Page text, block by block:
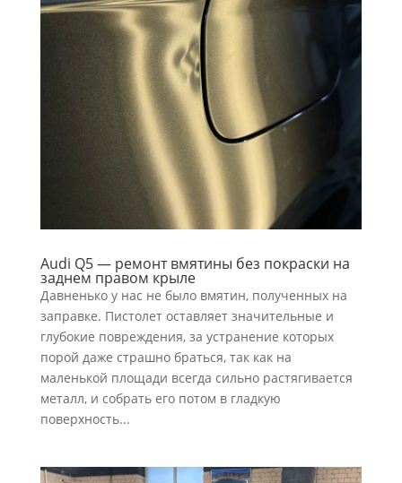
Audi Q5 — ремонт вмятины без покраски на
заднем правом крыле
Давненько у нас не было вмятин, полученных на
заправке. Пистолет оставляет значительные и
глубокие повреждения, за устранение которых
порой даже страшно браться, так как на
маленькой площади всегда сильно растягивается
металл, и собрать его потом в гладкую
поверхность...